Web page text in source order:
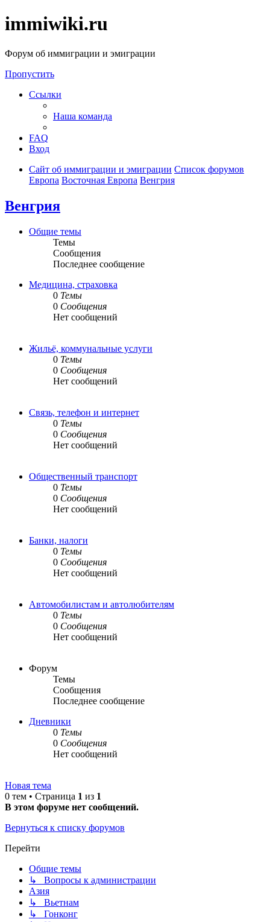
immiwiki.ru
Форум об иммиграции и эмиграции
Пропустить
Ссылки
Наша команда
FAQ
Вход
Сайт об иммиграции и эмиграции Список форумов
Европа Восточная Европа Венгрия
Венгрия
Общие темы
Темы
Сообщения
Последнее сообщение
Медицина, страховка
0 Темы
0 Сообщения
Нет сообщений
Жильё, коммунальные услуги
0 Темы
0 Сообщения
Нет сообщений
Связь, телефон и интернет
0 Темы
0 Сообщения
Нет сообщений
Общественный транспорт
0 Темы
0 Сообщения
Нет сообщений
Банки, налоги
0 Темы
0 Сообщения
Нет сообщений
Автомобилистам и автолюбителям
0 Темы
0 Сообщения
Нет сообщений
Форум
Темы
Сообщения
Последнее сообщение
Дневники
0 Темы
0 Сообщения
Нет сообщений
Новая тема
0 тем • Страница 1 из 1
В этом форуме нет сообщений.
Вернуться к списку форумов
Перейти
Общие темы
↳ Вопросы к администрации
Азия
↳ Вьетнам
↳ Гонконг